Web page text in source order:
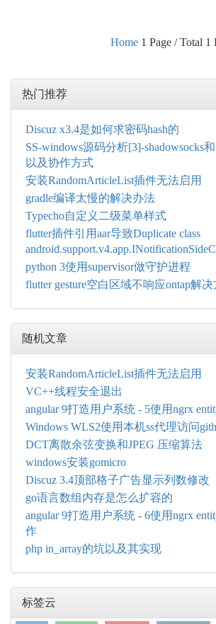
Home 1 Page / Total 1
热门推荐
Discuz x3.4是如何求密码hash的
SS-windows源码分析[3]-shadowsocks
以及协作方式
安装RandomArticleList插件无法启用
gradle编译太慢的解决办法
Typecho自定义二级菜单样式
flutter插件引用aar导致Duplicate class
python 3使用supervisor做守护进程
flutter gesture空白区域不响应ontap解
随机文章
安装RandomArticleList插件无法启用
VC++线程安全退出
angular 9打造用户系统 - 5使用ngrx
Windows WLS2使用本机ss代理访问
DCT离散余弦变换和JPEG 压缩算法
windows安装gomicro
Discuz 3.4顶部格子广告显示列数修改
go语言数组内存是怎么扩容的
angular 9打造用户系统 - 6使用ngrx
作
php in_array的坑以及其实现
标签云